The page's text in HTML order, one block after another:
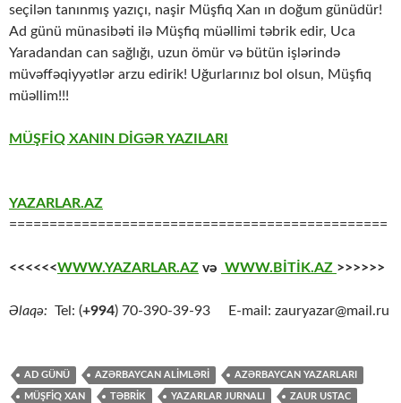
seçilən tanınmış yazıçı, naşir Müşfiq Xan ın doğum günüdür!
Ad günü münasibəti ilə Müşfiq müəllimi təbrik edir, Uca
Yaradandan can sağlığı, uzun ömür və bütün işlərində
müvəffəqiyyətlər arzu edirik! Uğurlarınız bol olsun, Müşfiq
müəllim!!!
MÜŞFİQ XANIN DİGƏR YAZILARI
YAZARLAR.AZ
===============================================
<<<<<<WWW.YAZARLAR.AZ və WWW.BİTİK.AZ >>>>>>
Əlaqə: Tel: (+994) 70-390-39-93 E-mail: zauryazar@mail.ru
AD GÜNÜ AZƏRBAYCAN ALİMLƏRİ AZƏRBAYCAN YAZARLARI
MÜŞFİQ XAN TƏBRİK YAZARLAR JURNALI ZAUR USTAC